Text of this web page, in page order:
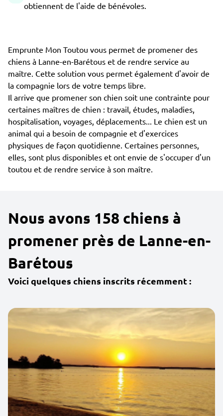
obtiennent de l'aide de bénévoles.
Emprunte Mon Toutou vous permet de promener des
chiens à Lanne-en-Barétous et de rendre service au
maître. Cette solution vous permet également d'avoir de
la compagnie lors de votre temps libre.
Il arrive que promener son chien soit une contrainte pour
certaines maîtres de chien : travail, études, maladies,
hospitalisation, voyages, déplacements... Le chien est un
animal qui a besoin de compagnie et d'exercices
physiques de façon quotidienne. Certaines personnes,
elles, sont plus disponibles et ont envie de s'occuper d'un
toutou et de rendre service à son maître.
Nous avons 158 chiens à
promener près de Lanne-en-
Barétous
Voici quelques chiens inscrits récemment :